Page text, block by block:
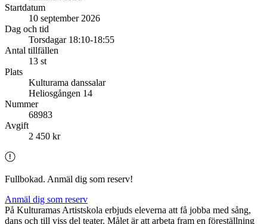
Startdatum
10 september 2026
Dag och tid
Torsdagar 18:10-18:55
Antal tillfällen
13 st
Plats
Kulturama danssalar
Heliosgången 14
Nummer
68983
Avgift
2 450 kr
Fullbokad. Anmäl dig som reserv!
Anmäl dig som reserv
På Kulturamas Artistskola erbjuds eleverna att få jobba med sång,
dans och till viss del teater. Målet är att arbeta fram en föreställning